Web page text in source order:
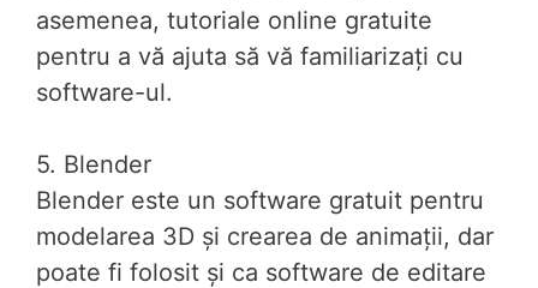
asemenea, tutoriale online gratuite
pentru a vă ajuta să vă familiarizați cu
software-ul.
5. Blender
Blender este un software gratuit pentru
modelarea 3D și crearea de animații, dar
poate fi folosit și ca software de editare